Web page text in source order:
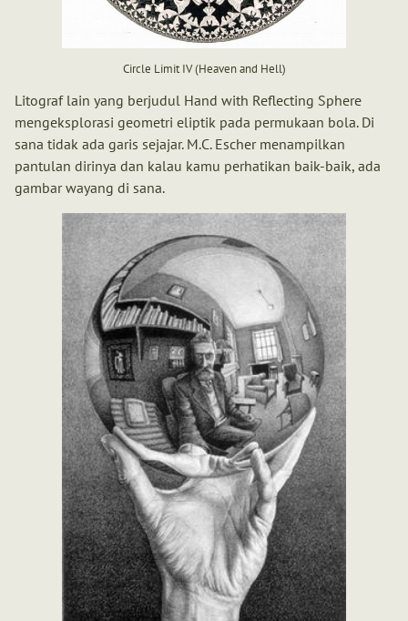
Circle Limit IV (Heaven and Hell)
Litograf lain yang berjudul Hand with Reflecting Sphere
mengeksplorasi geometri eliptik pada permukaan bola. Di
sana tidak ada garis sejajar. M.C. Escher menampilkan
pantulan dirinya dan kalau kamu perhatikan baik-baik, ada
gambar wayang di sana.